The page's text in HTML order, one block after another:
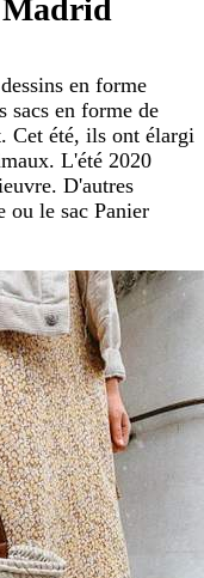
Madrid
en forme
sacs en forme de
Cet été, ils ont élargi
L'été 2020
D'autres
ou le sac Panier